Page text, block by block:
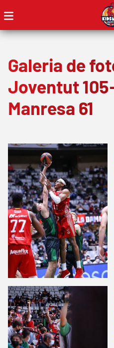
Galeria de
Joventut
Manresa 61